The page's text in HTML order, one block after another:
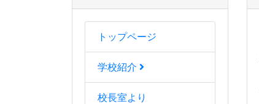
トップページ
学校紹介
校長室より